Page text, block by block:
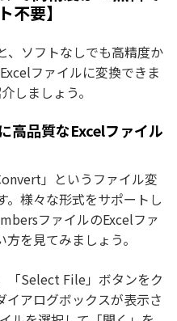
不要】
、ソフトなしでも高精度か
ファイルに変換できま
しましょう。
品質なExcelファイル
」というファイル変
。様々な形式をサポートし
ファイルのExcelファ
を見てみましょう。
「Select File」ボタンをク
イアログボックスが表示さ